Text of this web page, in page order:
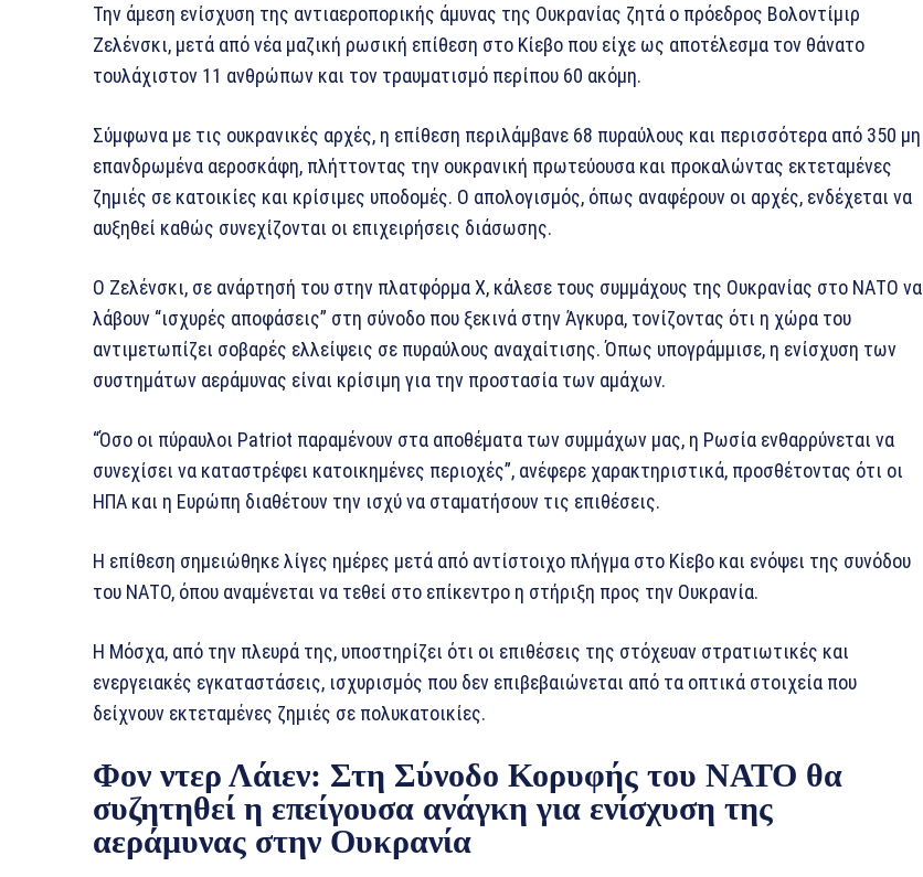
Την άμεση ενίσχυση της αντιαεροπορικής άμυνας της Ουκρανίας ζητά ο πρόεδρος Βολοντίμιρ
Ζελένσκι, μετά από νέα μαζική ρωσική επίθεση στο Κίεβο που είχε ως αποτέλεσμα τον θάνατο
τουλάχιστον 11 ανθρώπων και τον τραυματισμό περίπου 60 ακόμη.
Σύμφωνα με τις ουκρανικές αρχές, η επίθεση περιλάμβανε 68 πυραύλους και περισσότερα από 350 μη
επανδρωμένα αεροσκάφη, πλήττοντας την ουκρανική πρωτεύουσα και προκαλώντας εκτεταμένες
ζημιές σε κατοικίες και κρίσιμες υποδομές. Ο απολογισμός, όπως αναφέρουν οι αρχές, ενδέχεται να
αυξηθεί καθώς συνεχίζονται οι επιχειρήσεις διάσωσης.
Ο Ζελένσκι, σε ανάρτησή του στην πλατφόρμα Χ, κάλεσε τους συμμάχους της Ουκρανίας στο ΝΑΤΟ να
λάβουν “ισχυρές αποφάσεις” στη σύνοδο που ξεκινά στην Άγκυρα, τονίζοντας ότι η χώρα του
αντιμετωπίζει σοβαρές ελλείψεις σε πυραύλους αναχαίτισης. Όπως υπογράμμισε, η ενίσχυση των
συστημάτων αεράμυνας είναι κρίσιμη για την προστασία των αμάχων.
“Όσο οι πύραυλοι Patriot παραμένουν στα αποθέματα των συμμάχων μας, η Ρωσία ενθαρρύνεται να
συνεχίσει να καταστρέφει κατοικημένες περιοχές”, ανέφερε χαρακτηριστικά, προσθέτοντας ότι οι
ΗΠΑ και η Ευρώπη διαθέτουν την ισχύ να σταματήσουν τις επιθέσεις.
Η επίθεση σημειώθηκε λίγες ημέρες μετά από αντίστοιχο πλήγμα στο Κίεβο και ενόψει της συνόδου
του ΝΑΤΟ, όπου αναμένεται να τεθεί στο επίκεντρο η στήριξη προς την Ουκρανία.
Η Μόσχα, από την πλευρά της, υποστηρίζει ότι οι επιθέσεις της στόχευαν στρατιωτικές και
ενεργειακές εγκαταστάσεις, ισχυρισμός που δεν επιβεβαιώνεται από τα οπτικά στοιχεία που
δείχνουν εκτεταμένες ζημιές σε πολυκατοικίες.
Φον ντερ Λάιεν: Στη Σύνοδο Κορυφής του ΝΑΤΟ θα
συζητηθεί η επείγουσα ανάγκη για ενίσχυση της
αεράμυνας στην Ουκρανία